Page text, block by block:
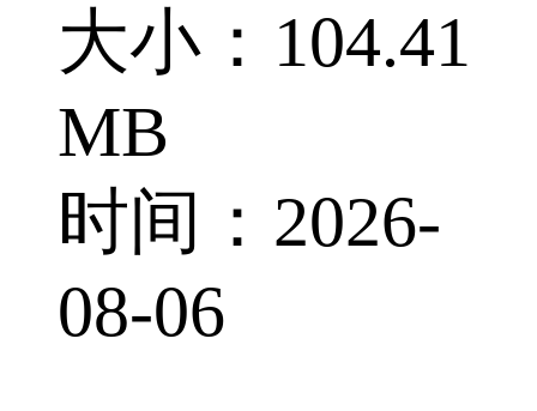
大小：104.41
MB
时间：2026-
08-06